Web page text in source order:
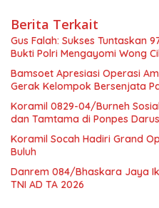
Berita Terkait
Gus Falah: Sukses Tuntaskan
Bukti Polri Mengayomi Wong
Bamsoet Apresiasi Operasi
Gerak Kelompok Bersenjata
Koramil 0829-04/Burneh
dan Tamtama di Ponpes
Koramil Socah Hadiri Grand
Buluh
Danrem 084/Bhaskara Jaya
TNI AD TA 2026